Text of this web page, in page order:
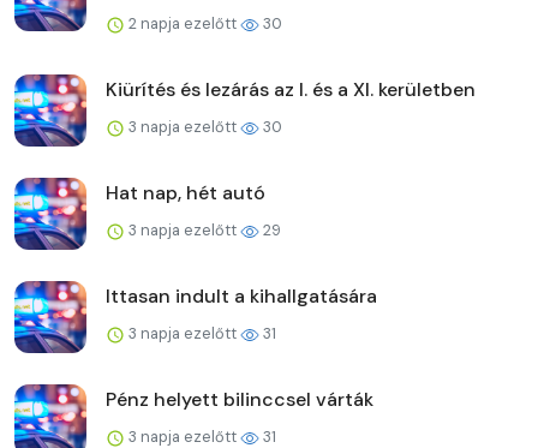
2 napja ezelőtt 30
Kiürítés és lezárás az I. és a XI. kerületben
3 napja ezelőtt 30
Hat nap, hét autó
3 napja ezelőtt 29
Ittasan indult a kihallgatására
3 napja ezelőtt 31
Pénz helyett bilinccsel várták
3 napja ezelőtt 31